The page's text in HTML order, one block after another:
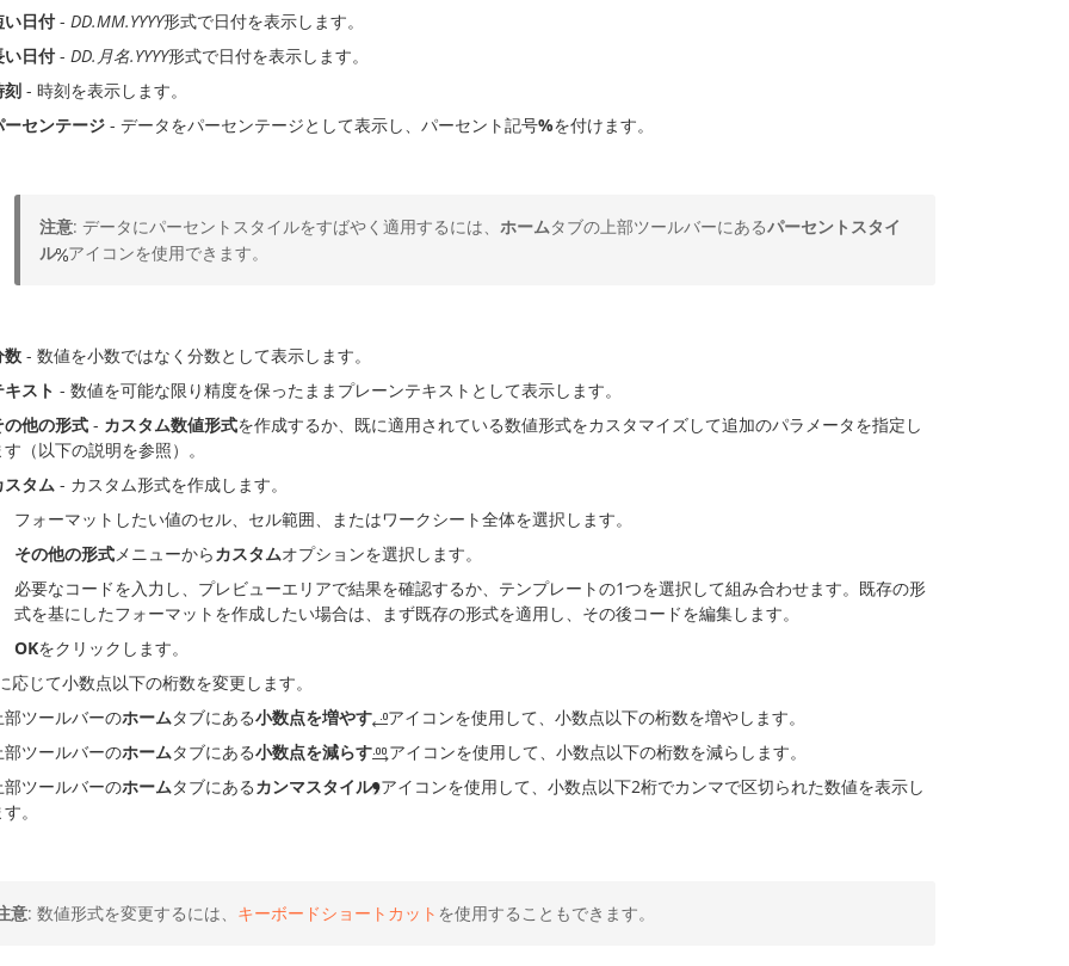
い日付 - DD.MM.YYYY形式で日付を表示します。
い日付 - DD.月名.YYYY形式で日付を表示します。
刻 - 時刻を表示します。
ーセンテージ - データをパーセンテージとして表示し、パーセント記号%を付けます。
注意: データにパーセントスタイルをすばやく適用するには、 ホームタブの上部ツールバーにあるパーセントスタイ
ル アイコンを使用できます。
数 - 数値を小数ではなく分数として表示します。
キスト - 数値を可能な限り精度を保ったままプレーンテキストとして表示します。
の他の形式 - カスタム数値形式を作成するか、既に適用されている数値形式をカスタマイズして追加のパラメータを指定し
す（以下の説明を参照）。
スタム - カスタム形式を作成します。
フォーマットしたい値のセル、セル範囲、またはワークシート全体を選択します。
その他の形式メニューからカスタムオプションを選択します。
必要なコードを入力し、プレビューエリアで結果を確認するか、テンプレートの1つを選択して組み合わせます。既存の形
式を基にしたフォーマットを作成したい場合は、まず既存の形式を適用し、その後コードを編集します。
OKをクリックします。
応じて小数点以下の桁数を変更します。
部ツールバーのホームタブにある小数点を増やす
アイコンを使用して、小数点以下の桁数を増やします。
部ツールバーのホームタブにある小数点を減らす
アイコンを使用して、小数点以下の桁数を減らします。
部ツールバーのホームタブにあるカンマスタイル アイコンを使用して、小数点以下2桁でカンマで区切られた数値を表示し
。
意: 数値形式を変更するには、 キーボードショートカット を使用することもできます。